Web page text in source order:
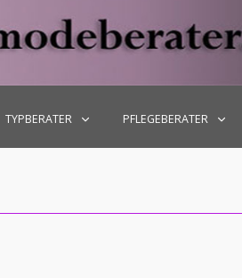
TYPBERATER PFLEGEBERATER